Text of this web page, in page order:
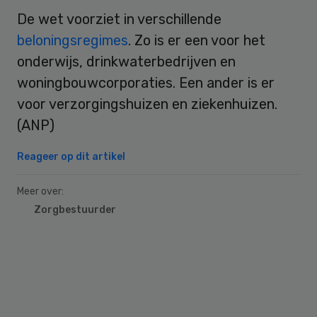
De wet voorziet in verschillende
beloningsregimes. Zo is er een voor het
onderwijs, drinkwaterbedrijven en
woningbouwcorporaties. Een ander is er
voor verzorgingshuizen en ziekenhuizen.
(ANP)
Reageer op dit artikel
Meer over:
Zorgbestuurder